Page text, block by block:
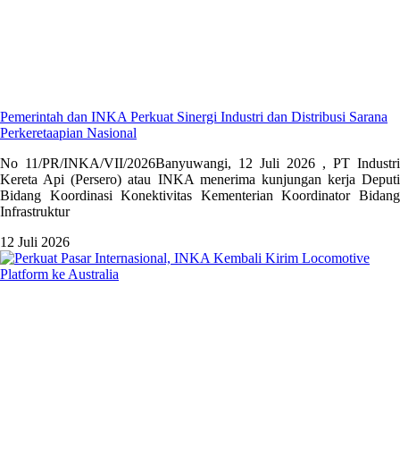
Pemerintah dan INKA Perkuat Sinergi Industri dan Distribusi Sarana
Perkeretaapian Nasional
No 11/PR/INKA/VII/2026Banyuwangi, 12 Juli 2026 , PT Industri
Kereta Api (Persero) atau INKA menerima kunjungan kerja Deputi
Bidang Koordinasi Konektivitas Kementerian Koordinator Bidang
Infrastruktur
12 Juli 2026